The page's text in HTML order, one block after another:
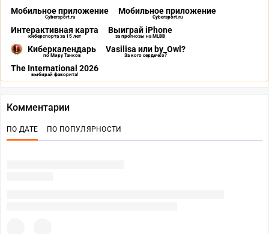
Мобильное приложение
Cybersport.ru
Мобильное приложение
Cybersport.ru
Интерактивная карта
киберспорта за 15 лет
Выиграй iPhone
за прогнозы на MLBB
Киберкалендарь
по Миру Танков
Vasilisa или by_Owl?
За кого сердечко?
The International 2026
выбирай фаворита!
Комментарии
ПО ДАТЕ ПО ПОПУЛЯРНОСТИ